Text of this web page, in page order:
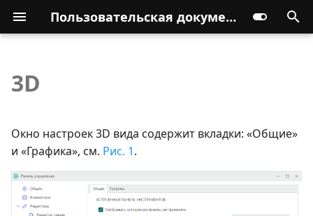
Пользовательская документация
3D
Окно настроек 3D вида содержит вкладки: «Общие»
и «Графика», см. Рис. 1.